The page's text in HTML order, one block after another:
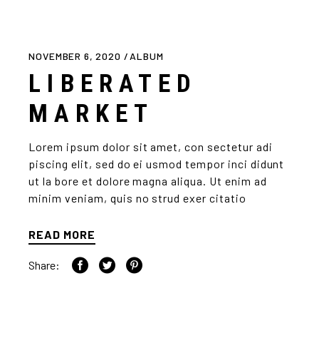
NOVEMBER 6, 2020 ALBUM
LIBERATED
MARKET
Lorem ipsum dolor sit amet, con sectetur adi
piscing elit, sed do ei usmod tempor inci didunt
ut la bore et dolore magna aliqua. Ut enim ad
minim veniam, quis no strud exer citatio
READ MORE
Share: